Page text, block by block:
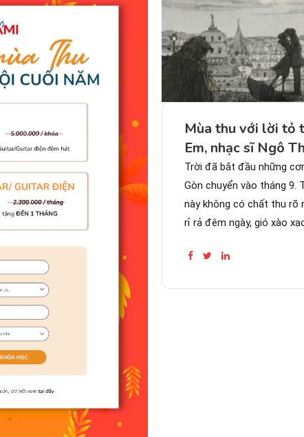
Mùa thu với lời tỏ
Em, nhạc sĩ Ngô
Trời đã bắt đầu những
Gòn chuyển vào tháng 9.
này không có chất thu rõ
rỉ rả đêm ngày, gió xào